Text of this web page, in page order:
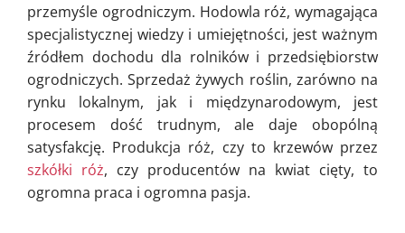
przemyśle ogrodniczym. Hodowla róż, wymagająca
specjalistycznej wiedzy i umiejętności, jest ważnym
źródłem dochodu dla rolników i przedsiębiorstw
ogrodniczych. Sprzedaż żywych roślin, zarówno na
rynku lokalnym, jak i międzynarodowym, jest
procesem dość trudnym, ale daje obopólną
satysfakcję. Produkcja róż, czy to krzewów przez
szkółki róż, czy producentów na kwiat cięty, to
ogromna praca i ogromna pasja.